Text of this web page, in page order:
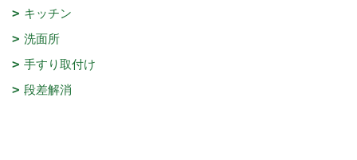
キッチン
洗面所
手すり取付け
段差解消